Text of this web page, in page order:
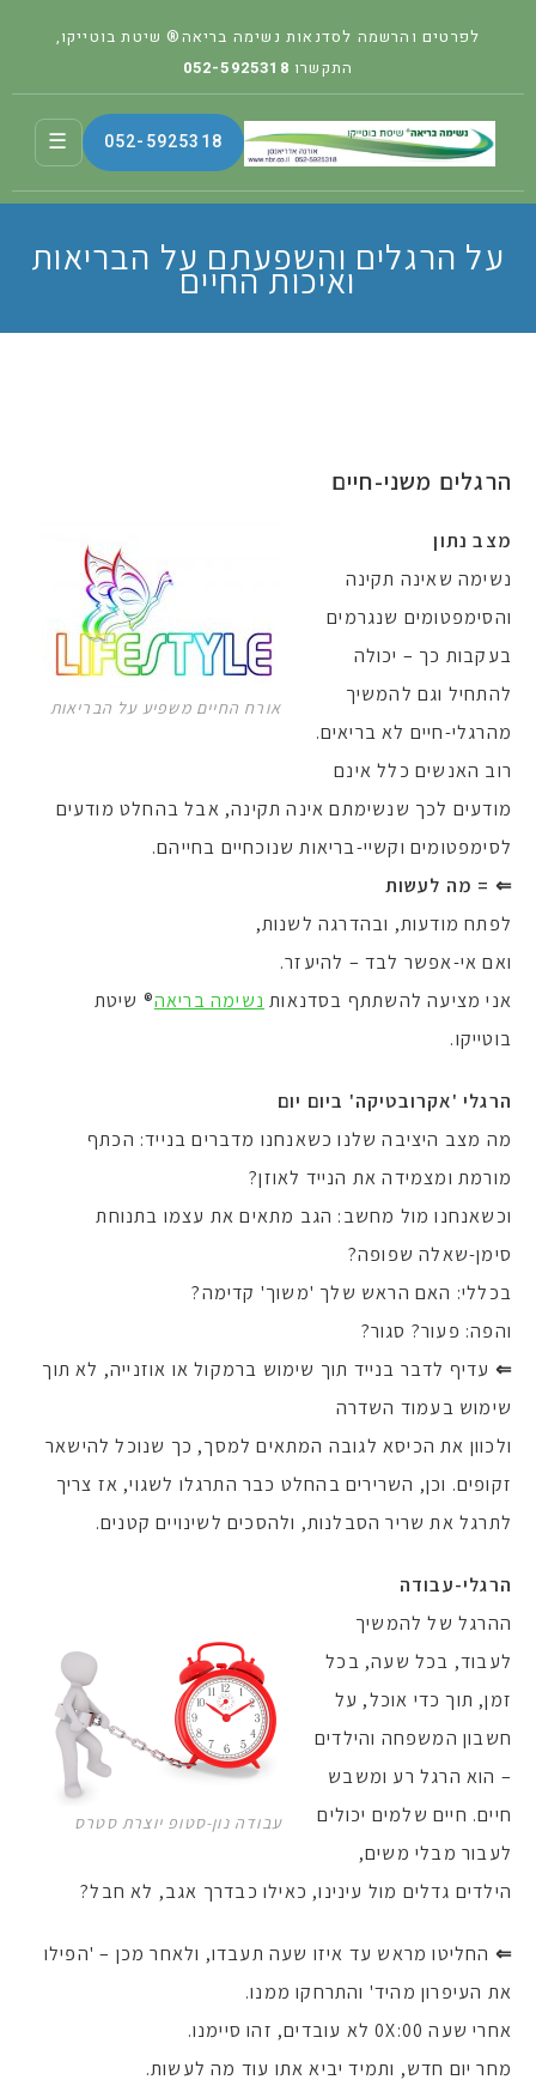
לפרטים והרשמה לסדנאות נשימה בריאה® שיטת בוטייקו,
התקשרו 052-5925318
052-5925318
☰
על הרגלים והשפעתם על הבריאות
ואיכות החיים
הרגלים משני-חיים
אורח החיים משפיע על הבריאות
מצב נתון
נשימה שאינה תקינה
והסימפטומים שנגרמים
בעקבות כך – יכולה
להתחיל וגם להמשיך
מהרגלי-חיים לא בריאים.
רוב האנשים כלל אינם
מודעים לכך שנשימתם אינה תקינה, אבל בהחלט מודעים
לסימפטומים וקשיי-בריאות שנוכחיים בחייהם.
⇐ = מה לעשות
לפתח מודעות, ובהדרגה לשנות,
ואם אי-אפשר לבד – להיעזר.
אני מציעה להשתתף בסדנאות נשימה בריאה® שיטת
בוטייקו.
הרגלי 'אקרובטיקה' ביום יום
מה מצב היציבה שלנו כשאנחנו מדברים בנייד: הכתף
מורמת ומצמידה את הנייד לאוזן?
וכשאנחנו מול מחשב: הגב מתאים את עצמו בתנוחת
סימן-שאלה שפופה?
בכללי: האם הראש שלך 'משוך' קדימה?
והפה: פעור? סגור?
⇐ עדיף לדבר בנייד תוך שימוש ברמקול או אוזנייה, לא תוך
שימוש בעמוד השדרה
ולכוון את הכיסא לגובה המתאים למסך, כך שנוכל להישאר
זקופים. וכן, השרירים בהחלט כבר התרגלו לשגוי, אז צריך
לתרגל את שריר הסבלנות, ולהסכים לשינויים קטנים.
עבודה נון-סטופ יוצרת סטרס
הרגלי-עבודה
ההרגל של להמשיך
לעבוד, בכל שעה, בכל
זמן, תוך כדי אוכל, על
חשבון המשפחה והילדים
– הוא הרגל רע ומשבש
חיים. חיים שלמים יכולים
לעבור מבלי משים,
הילדים גדלים מול עינינו, כאילו כבדרך אגב, לא חבל?
⇐ החליטו מראש עד איזו שעה תעבדו, ולאחר מכן – 'הפילו
את העיפרון מהיד' והתרחקו ממנו.
אחרי שעה 0X:00 לא עובדים, זהו סיימנו.
מחר יום חדש, ותמיד יביא אתו עוד מה לעשות.